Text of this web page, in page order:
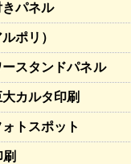
パネル
ポリ）
スタンドパネル
カルタ印刷
トスポット